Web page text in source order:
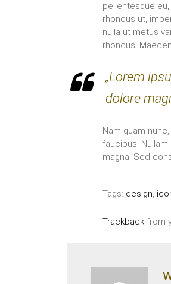
pellentesque
rhoncus ut,
nulla ut metus
rhoncus.
„Lorem
dolore
Nam quam
faucibus.
magna. Sed
Tags: design,
Trackback from